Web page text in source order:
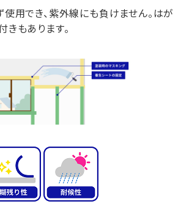
使用でき、紫外線にも負けません。はが
もあります。